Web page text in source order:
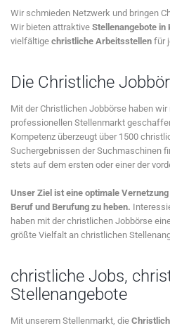
Wir schmieden Netzwerk und bringen
Wir bieten attraktive Stellenangebote in
vielfältige christliche Arbeitsstellen für
Die Christliche
Mit der Christlichen Jobbörse haben
professionellen Stellenmarkt
Kompetenz überzeugt über 1500
Suchergebnissen der Suchmaschinen
stets auf dem ersten oder einer der
Unser Ziel ist eine optimale
Beruf und Berufung zu heben.
haben mit der christlichen Jobbörse
größte Vielfalt an christlichen
christliche Jobs,
Stellenangebote
Mit unserem Stellenmarkt, die